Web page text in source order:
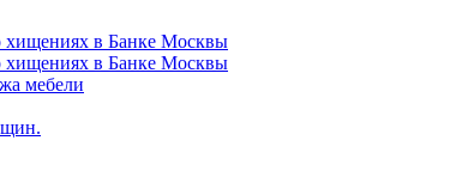
хищениях в Банке Москвы
хищениях в Банке Москвы
мебели